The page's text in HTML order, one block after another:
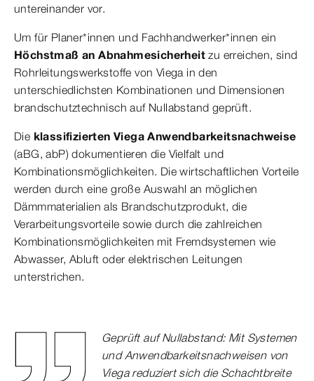
untereinander vor.
Um für Planer*innen und Fachhandwerker*innen ein
Höchstmaß an Abnahmesicherheit zu erreichen, sind
Rohrleitungswerkstoffe von Viega in den
unterschiedlichsten Kombinationen und Dimensionen
brandschutztechnisch auf Nullabstand geprüft.
Die klassifizierten Viega Anwendbarkeitsnachweise
(aBG, abP) dokumentieren die Vielfalt und
Kombinationsmöglichkeiten. Die wirtschaftlichen Vorteile
werden durch eine große Auswahl an möglichen
Dämmmaterialien als Brandschutzprodukt, die
Verarbeitungsvorteile sowie durch die zahlreichen
Kombinationsmöglichkeiten mit Fremdsystemen wie
Abwasser, Abluft oder elektrischen Leitungen
unterstrichen.
Geprüft auf Nullabstand: Mit Systemen
und Anwendbarkeitsnachweisen von
Viega reduziert sich die Schachtbreite